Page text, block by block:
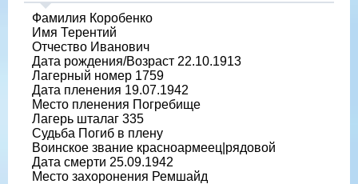
Фамилия Коробенко
Имя Терентий
Отчество Иванович
Дата рождения/Возраст 22.10.1913
Лагерный номер 1759
Дата пленения 19.07.1942
Место пленения Погребище
Лагерь шталаг 335
Судьба Погиб в плену
Воинское звание красноармеец|рядовой
Дата смерти 25.09.1942
Место захоронения Ремшайд